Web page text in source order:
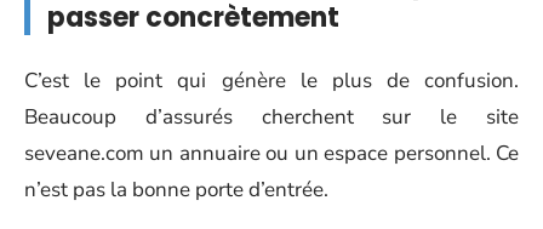
passer concrètement
C’est le point qui génère le plus de confusion.
Beaucoup d’assurés cherchent sur le site
seveane.com un annuaire ou un espace personnel. Ce
n’est pas la bonne porte d’entrée.